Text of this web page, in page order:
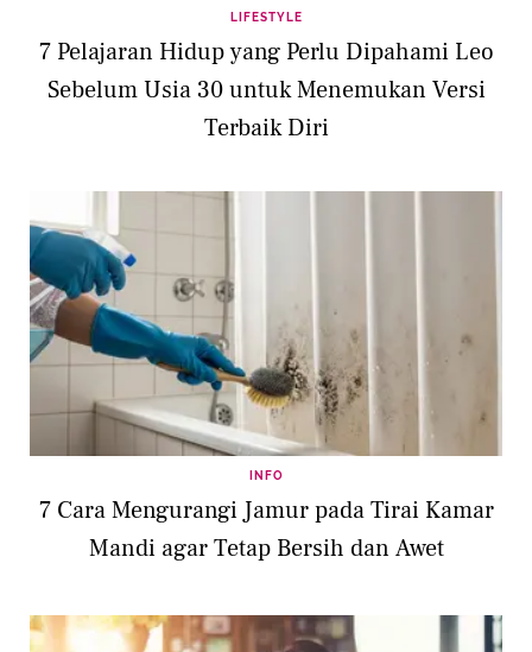
LIFESTYLE
7 Pelajaran Hidup yang Perlu Dipahami Leo
Sebelum Usia 30 untuk Menemukan Versi
Terbaik Diri
INFO
7 Cara Mengurangi Jamur pada Tirai Kamar
Mandi agar Tetap Bersih dan Awet